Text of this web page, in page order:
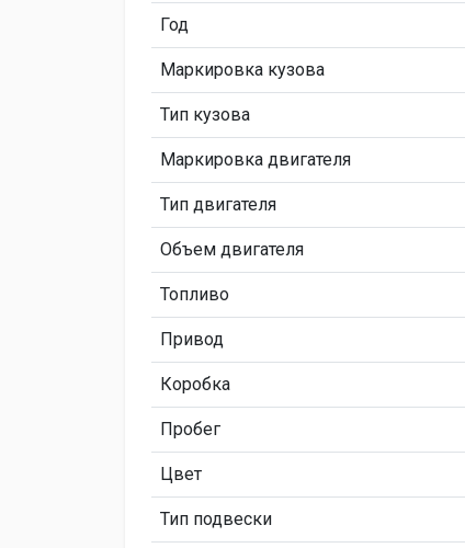
Год
Маркировка кузова
Тип кузова
Маркировка двигателя
Тип двигателя
Объем двигателя
Топливо
Привод
Коробка
Пробег
Цвет
Тип подвески